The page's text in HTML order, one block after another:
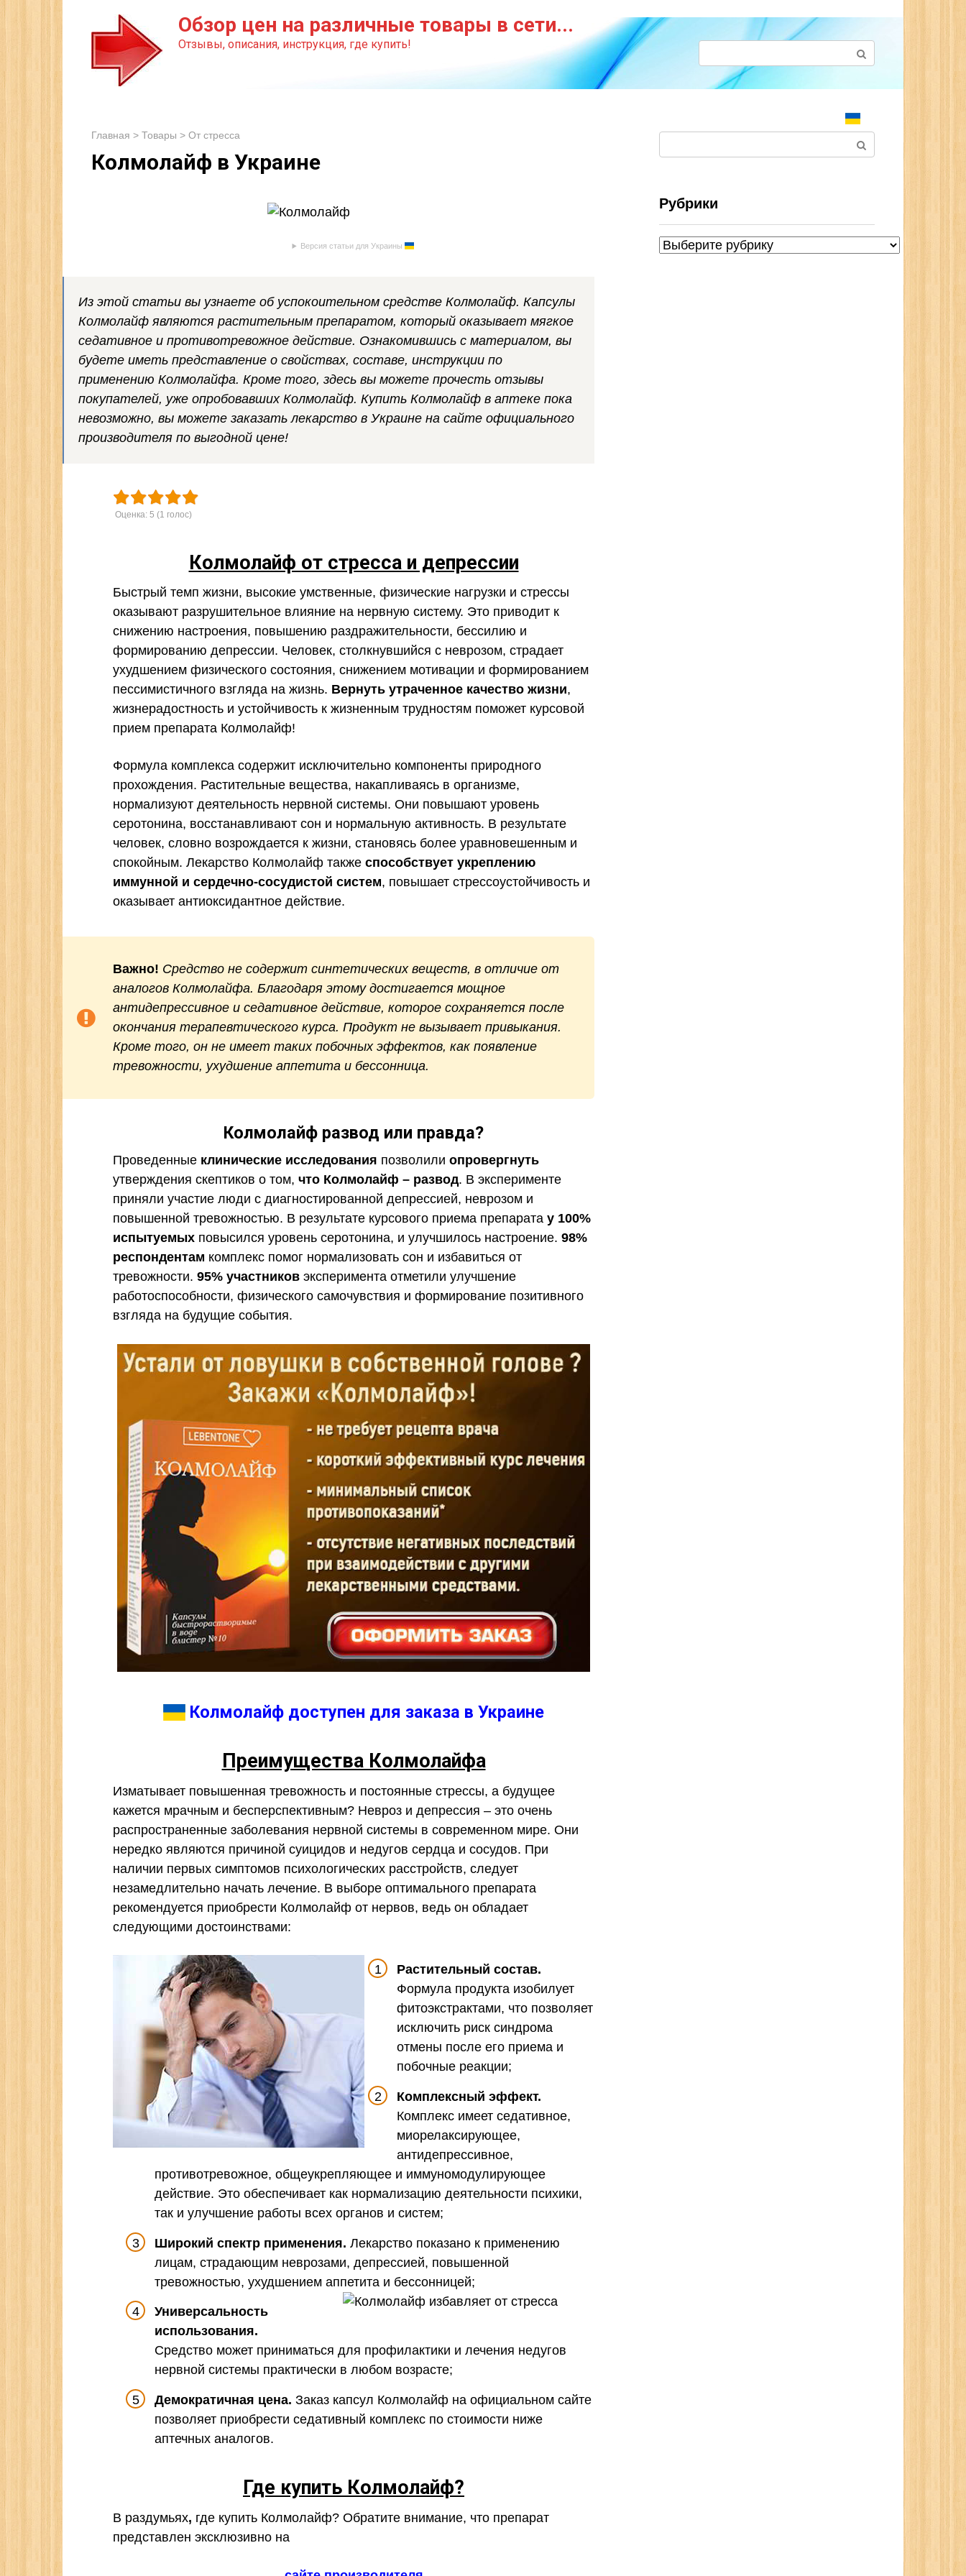
Обзор цен на различные товары в сети...
Отзывы, описания, инструкция, где купить!
Главная > Товары > От стресса
Колмолайф в Украине
Версия статьи для Украины
Из этой статьи вы узнаете об успокоительном средстве Колмолайф. Капсулы
Колмолайф являются растительным препаратом, который оказывает мягкое
седативное и противотревожное действие. Ознакомившись с материалом, вы
будете иметь представление о свойствах, составе, инструкции по
применению Колмолайфа. Кроме того, здесь вы можете прочесть отзывы
покупателей, уже опробовавших Колмолайф. Купить Колмолайф в аптеке пока
невозможно, вы можете заказать лекарство в Украине на сайте официального
производителя по выгодной цене!
Оценка: 5 (1 голос)
Колмолайф от стресса и депрессии
Быстрый темп жизни, высокие умственные, физические нагрузки и стрессы
оказывают разрушительное влияние на нервную систему. Это приводит к
снижению настроения, повышению раздражительности, бессилию и
формированию депрессии. Человек, столкнувшийся с неврозом, страдает
ухудшением физического состояния, снижением мотивации и формированием
пессимистичного взгляда на жизнь. Вернуть утраченное качество жизни,
жизнерадостность и устойчивость к жизненным трудностям поможет курсовой
прием препарата Колмолайф!
Формула комплекса содержит исключительно компоненты природного
прохождения. Растительные вещества, накапливаясь в организме,
нормализуют деятельность нервной системы. Они повышают уровень
серотонина, восстанавливают сон и нормальную активность. В результате
человек, словно возрождается к жизни, становясь более уравновешенным и
спокойным. Лекарство Колмолайф также способствует укреплению
иммунной и сердечно-сосудистой систем, повышает стрессоустойчивость и
оказывает антиоксидантное действие.
Важно! Средство не содержит синтетических веществ, в отличие от
аналогов Колмолайфа. Благодаря этому достигается мощное
антидепрессивное и седативное действие, которое сохраняется после
окончания терапевтического курса. Продукт не вызывает привыкания.
Кроме того, он не имеет таких побочных эффектов, как появление
тревожности, ухудшение аппетита и бессонница.
Колмолайф развод или правда?
Проведенные клинические исследования позволили опровергнуть
утверждения скептиков о том, что Колмолайф – развод. В эксперименте
приняли участие люди с диагностированной депрессией, неврозом и
повышенной тревожностью. В результате курсового приема препарата у 100%
испытуемых повысился уровень серотонина, и улучшилось настроение. 98%
респондентам комплекс помог нормализовать сон и избавиться от
тревожности. 95% участников эксперимента отметили улучшение
работоспособности, физического самочувствия и формирование позитивного
взгляда на будущие события.
Колмолайф доступен для заказа в Украине
Преимущества Колмолайфа
Изматывает повышенная тревожность и постоянные стрессы, а будущее
кажется мрачным и бесперспективным? Невроз и депрессия – это очень
распространенные заболевания нервной системы в современном мире. Они
нередко являются причиной суицидов и недугов сердца и сосудов. При
наличии первых симптомов психологических расстройств, следует
незамедлительно начать лечение. В выборе оптимального препарата
рекомендуется приобрести Колмолайф от нервов, ведь он обладает
следующими достоинствами:
Растительный состав.
Формула продукта изобилует
фитоэкстрактами, что позволяет
исключить риск синдрома
отмены после его приема и
побочные реакции;
Комплексный эффект.
Комплекс имеет седативное,
миорелаксирующее,
антидепрессивное,
противотревожное, общеукрепляющее и иммуномодулирующее
действие. Это обеспечивает как нормализацию деятельности психики,
так и улучшение работы всех органов и систем;
Широкий спектр применения. Лекарство показано к применению
лицам, страдающим неврозами, депрессией, повышенной
тревожностью, ухудшением аппетита и бессонницей;
Универсальность
использования.
Средство может приниматься для профилактики и лечения недугов
нервной системы практически в любом возрасте;
Демократичная цена. Заказ капсул Колмолайф на официальном сайте
позволяет приобрести седативный комплекс по стоимости ниже
аптечных аналогов.
Где купить Колмолайф?
В раздумьях, где купить Колмолайф? Обратите внимание, что препарат
представлен эксклюзивно на
Рубрики
Рубрики